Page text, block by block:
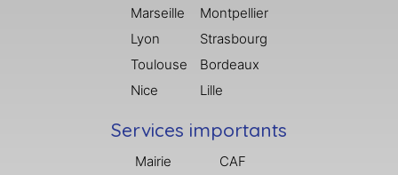
Marseille
Lyon
Toulouse
Nice
Montpellier
Strasbourg
Bordeaux
Lille
Services importants
Mairie
CAF